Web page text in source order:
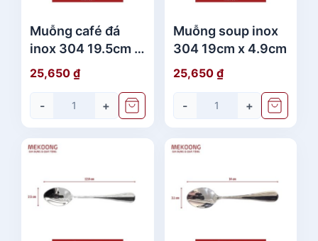
Muỗng café đá
inox 304 19.5cm x
3.3cm
25,650 ₫
- +
Muỗng soup inox
304 19cm x 4.9cm
25,650 ₫
- +